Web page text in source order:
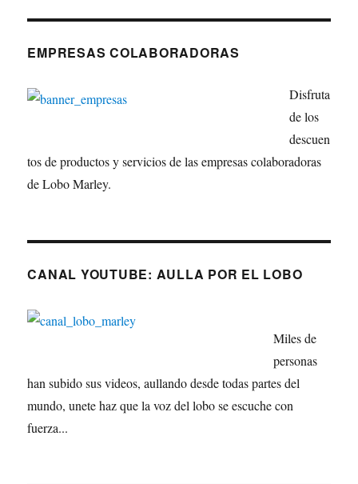
EMPRESAS COLABORADORAS
Disfruta
de los
descuen
tos de productos y servicios de las empresas colaboradoras
de Lobo Marley.
CANAL YOUTUBE: AULLA POR EL LOBO
Miles de
personas
han subido sus videos, aullando desde todas partes del
mundo, unete haz que la voz del lobo se escuche con
fuerza...